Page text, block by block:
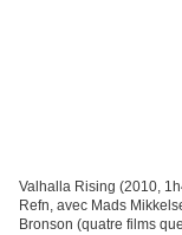
Valhalla Rising (2010,
Refn, avec Mads
Bronson (quatre films